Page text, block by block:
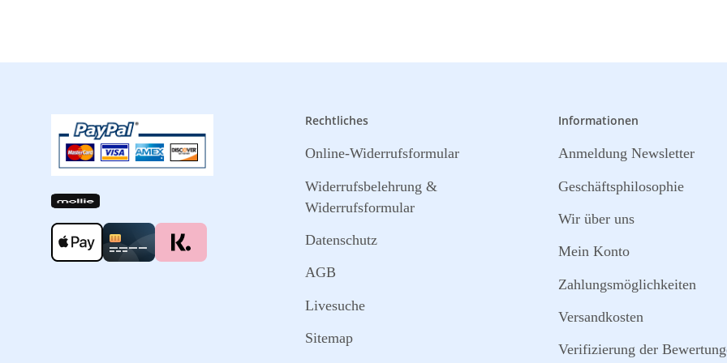
Rechtliches
Online-Widerrufsformular
Widerrufsbelehrung &
Widerrufsformular
Datenschutz
AGB
Livesuche
Sitemap
Informationen
Anmeldung Newsletter
Geschäftsphilosophie
Wir über uns
Mein Konto
Zahlungsmöglichkeiten
Versandkosten
Verifizierung der